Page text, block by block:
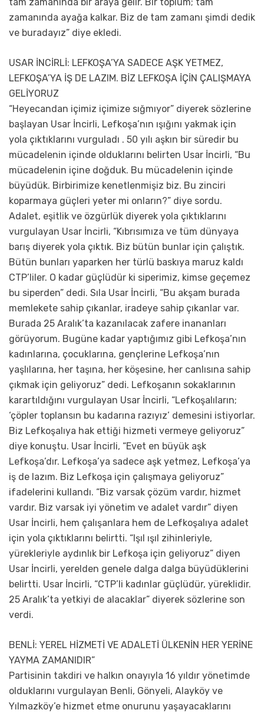
zamanında ayağa kalkar. Biz de tam zamanı şimdi dedik
ve buradayız” diye ekledi.
USAR İNCİRLİ: LEFKOŞA’YA SADECE AŞK YETMEZ,
LEFKOŞA’YA İŞ DE LAZIM. BİZ LEFKOŞA İÇİN ÇALIŞMAYA
GELİYORUZ
“Heyecandan içimiz içimize sığmıyor” diyerek sözlerine
başlayan Usar İncirli, Lefkoşa’nın ışığını yakmak için
yola çıktıklarını vurguladı . 50 yılı aşkın bir süredir bu
mücadelenin içinde olduklarını belirten Usar İncirli, “Bu
mücadelenin içine doğduk. Bu mücadelenin içinde
büyüdük. Birbirimize kenetlenmişiz biz. Bu zinciri
koparmaya güçleri yeter mi onların?” diye sordu.
Adalet, eşitlik ve özgürlük diyerek yola çıktıklarını
vurgulayan Usar İncirli, “Kıbrısımıza ve tüm dünyaya
barış diyerek yola çıktık. Biz bütün bunlar için çalıştık.
Bütün bunları yaparken her türlü baskıya maruz kaldı
CTP’liler. O kadar güçlüdür ki siperimiz, kimse geçemez
bu siperden” dedi. Sıla Usar İncirli, “Bu akşam burada
memlekete sahip çıkanlar, iradeye sahip çıkanlar var.
Burada 25 Aralık’ta kazanılacak zafere inananları
görüyorum. Bugüne kadar yaptığımız gibi Lefkoşa’nın
kadınlarına, çocuklarına, gençlerine Lefkoşa’nın
yaşlılarına, her taşına, her köşesine, her canlısına sahip
çıkmak için geliyoruz” dedi. Lefkoşanın sokaklarının
karartıldığını vurgulayan Usar İncirli, “Lefkoşalıların;
‘çöpler toplansın bu kadarına razıyız’ demesini istiyorlar.
Biz Lefkoşalıya hak ettiği hizmeti vermeye geliyoruz”
diye konuştu. Usar İncirli, “Evet en büyük aşk
Lefkoşa’dır. Lefkoşa’ya sadece aşk yetmez, Lefkoşa’ya
iş de lazım. Biz Lefkoşa için çalışmaya geliyoruz”
ifadelerini kullandı. “Biz varsak çözüm vardır, hizmet
vardır. Biz varsak iyi yönetim ve adalet vardır” diyen
Usar İncirli, hem çalışanlara hem de Lefkoşalıya adalet
için yola çıktıklarını belirtti. “Işıl ışıl zihinleriyle,
yürekleriyle aydınlık bir Lefkoşa için geliyoruz” diyen
Usar İncirli, yerelden genele dalga dalga büyüdüklerini
belirtti. Usar İncirli, “CTP’li kadınlar güçlüdür, yüreklidir.
25 Aralık’ta yetkiyi de alacaklar” diyerek sözlerine son
verdi.
BENLİ: YEREL HİZMETİ VE ADALETİ ÜLKENİN HER YERİNE
YAYMA ZAMANIDIR”
Partisinin takdiri ve halkın onayıyla 16 yıldır yönetimde
olduklarını vurgulayan Benli, Gönyeli, Alayköy ve
Yılmazköy’e hizmet etme onurunu yaşayacaklarını